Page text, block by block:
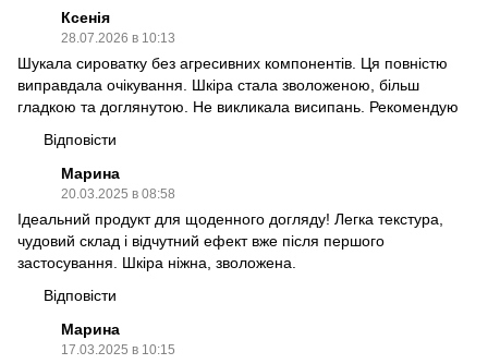
Ксенія
28.07.2026 в 10:13
Шукала сироватку без агресивних компонентів. Ця повністю
виправдала очікування. Шкіра стала зволоженою, більш
гладкою та доглянутою. Не викликала висипань. Рекомендую
Відповісти
Марина
20.03.2025 в 08:58
Ідеальний продукт для щоденного догляду! Легка текстура,
чудовий склад і відчутний ефект вже після першого
застосування. Шкіра ніжна, зволожена.
Відповісти
Марина
17.03.2025 в 10:15